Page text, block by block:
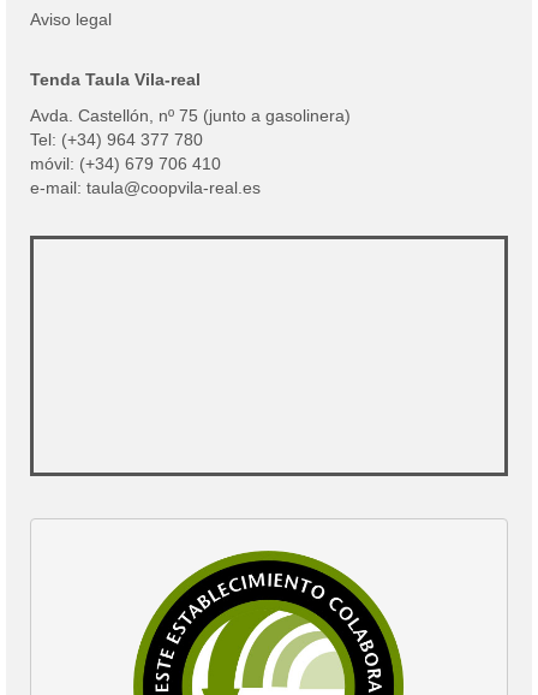
Aviso legal
Tenda Taula Vila-real
Avda. Castellón, nº 75 (junto a gasolinera)
Tel: (+34) 964 377 780
móvil: (+34) 679 706 410
e-mail: taula@coopvila-real.es